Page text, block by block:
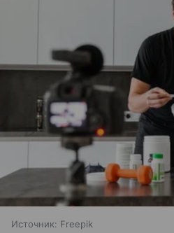
Источник: Freepik